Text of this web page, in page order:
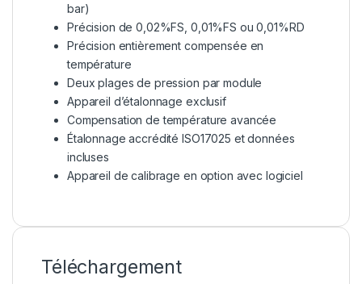
bar)
Précision de 0,02%FS, 0,01%FS ou 0,01%RD
Précision entièrement compensée en
température
Deux plages de pression par module
Appareil d’étalonnage exclusif
Compensation de température avancée
Étalonnage accrédité ISO17025 et données
incluses
Appareil de calibrage en option avec logiciel
Téléchargement